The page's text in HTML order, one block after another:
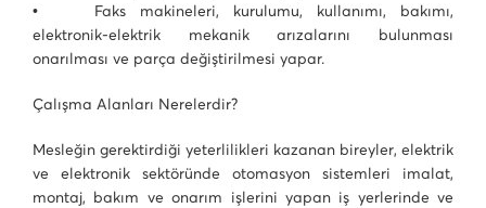
• Faks makineleri, kurulumu, kullanımı, bakımı,
elektronik-elektrik mekanik arızalarını bulunması
onarılması ve parça değiştirilmesi yapar.
Çalışma Alanları Nerelerdir?
Mesleğin gerektirdiği yeterlilikleri kazanan bireyler, elektrik
ve elektronik sektöründe otomasyon sistemleri imalat,
montaj, bakım ve onarım işlerini yapan iş yerlerinde ve